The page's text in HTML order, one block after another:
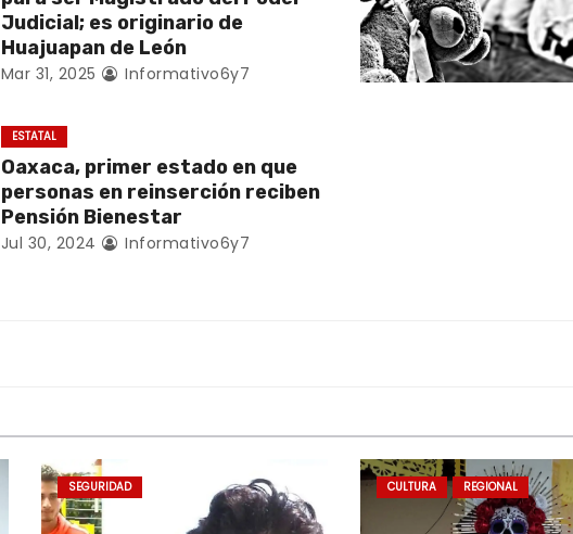
Judicial; es originario de
Huajuapan de León
Mar 31, 2025 Informativo6y7
ESTATAL
Oaxaca, primer estado en que
personas en reinserción reciben
Pensión Bienestar
Jul 30, 2024 Informativo6y7
SEGURIDAD CULTURA REGIONAL